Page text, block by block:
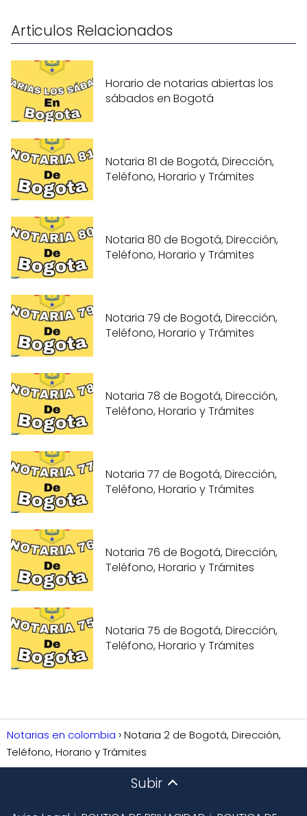
Articulos Relacionados
Horario de notarias abiertas los
sábados en Bogotá
Notaria 81 de Bogotá, Dirección,
Teléfono, Horario y Trámites
Notaria 80 de Bogotá, Dirección,
Teléfono, Horario y Trámites
Notaria 79 de Bogotá, Dirección,
Teléfono, Horario y Trámites
Notaria 78 de Bogotá, Dirección,
Teléfono, Horario y Trámites
Notaria 77 de Bogotá, Dirección,
Teléfono, Horario y Trámites
Notaria 76 de Bogotá, Dirección,
Teléfono, Horario y Trámites
Notaria 75 de Bogotá, Dirección,
Teléfono, Horario y Trámites
Notarias en colombia
Notaria 2 de Bogotá, Dirección,
Teléfono, Horario y Trámites
Subir